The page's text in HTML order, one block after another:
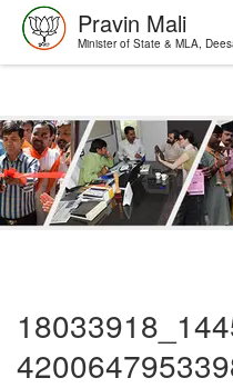
Skip
to
content
Pravin Mali
Minister of State & MLA,